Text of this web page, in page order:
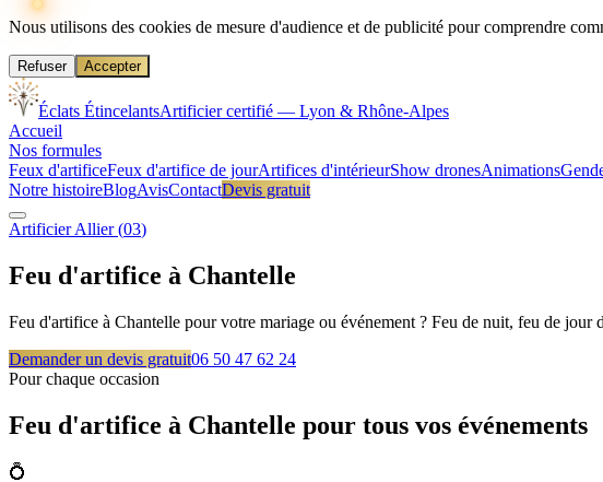
Nous utilisons des cookies de mesure d'audience et de publicité pour comprendre
Refuser Accepter
Éclats ÉtincelantsArtificier certifié — Lyon & Rhône-Alpes
Accueil
Nos formules
Feux d'artificeFeux d'artifice de jourArtifices d'intérieurShow dronesAnimations
Notre histoireBlogAvisContactDevis gratuit
ArtificierAllier(03)
Feu d'artifice à Chantelle
Feu d'artifice à Chantelle pour votre mariage ou événement ? Feu de nuit, feu de
Demander un devis gratuit06 50 47 62 24
Pour chaque occasion
Feu d'artifice à Chantelle pour tous vos événements
💍